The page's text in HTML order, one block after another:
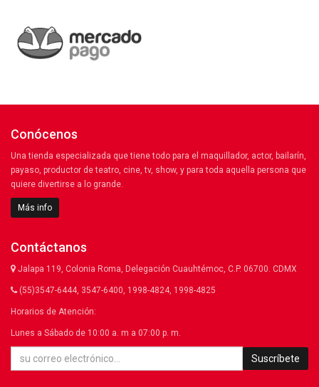
Conócenos
Una tienda especializada que tiene todo para el maquillador, actor, bailarín,
payaso, productor de teatro, cine, tv, show, y para toda aquella persona que
quiere divertirse a lo grande.
Más info
Contáctanos
Jalapa 119, Colonia Roma, Delegación Cuauhtémoc, C.P. 06700. CDMX
(55)3547-6444, 3547-6400, 1998-4824, 1998-4825
Horarios de Atención:
Lunes a Sábado de 10:00 a. m a 07:00 p. m.
Suscríbete